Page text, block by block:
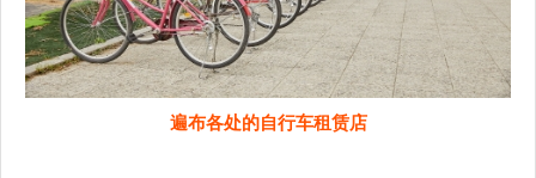
遍布各处的自行车租赁店